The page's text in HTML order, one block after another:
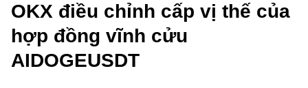
OKX điều chỉnh cấp vị thế của
hợp đồng vĩnh cửu
AIDOGEUSDT